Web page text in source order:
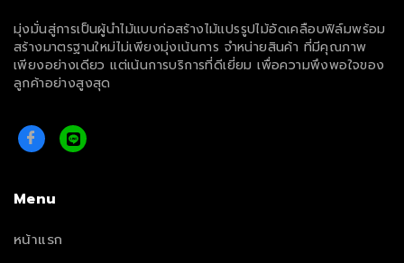
มุ่งมั่นสู่การเป็นผู้นำไม้แบบก่อสร้างไม้แปรรูปไม้อัดเคลือบฟิล์มพร้อม
สร้างมาตรฐานใหม่ไม่เพียงมุ่งเน้นการ จำหน่ายสินค้า ที่มีคุณภาพ
เพียงอย่างเดียว แต่เน้นการบริการที่ดีเยี่ยม เพื่อความพึงพอใจของ
ลูกค้าอย่างสูงสุด
Menu
หน้าแรก